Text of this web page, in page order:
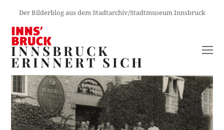
Der Bilderblog aus dem Stadtarchiv/Stadtmuseum Innsbruck
INNSBRUCK
ERINNERT SICH